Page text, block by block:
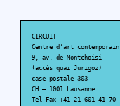
CIRCUIT
Centre d’art contemporain
9, av. de Montchoisi
(accès quai Jurigoz)
case postale 303
CH – 1001 Lausanne
Tel Fax +41 21 601 41 70